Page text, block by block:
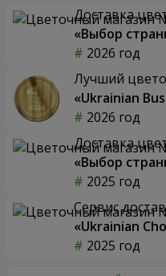
Доставка
«Выбор
2026 год
Лучший
«Ukrainian
2026 год
Доставка
«Выбор
2025 год
Сервис
«Ukrainian
2025 год